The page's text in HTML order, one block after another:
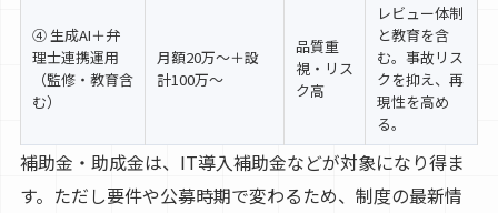
④ 生成AI＋弁
理士連携運用
（監修・教育含
む）
月額20万〜＋設
計100万〜
品質重
視・リス
ク高
レビュー体制
と教育を含
む。事故リス
クを抑え、再
現性を高め
る。
補助金・助成金は、IT導入補助金などが対象になり得ま
す。ただし要件や公募時期で変わるため、制度の最新情